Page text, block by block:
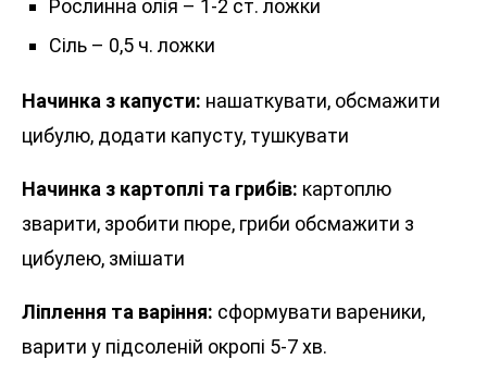
Рослинна олія – 1-2 ст. ложки
Сіль – 0,5 ч. ложки
Начинка з капусти: нашаткувати, обсмажити
цибулю, додати капусту, тушкувати
Начинка з картоплі та грибів: картоплю
зварити, зробити пюре, гриби обсмажити з
цибулею, змішати
Ліплення та варіння: сформувати вареники,
варити у підсоленій окропі 5-7 хв.